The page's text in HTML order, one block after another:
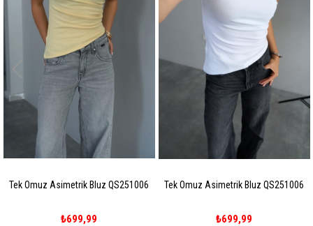
Tek Omuz Asimetrik Bluz QS251006
₺699,99
Tek Omuz Asimetrik Bluz QS251006
₺699,99